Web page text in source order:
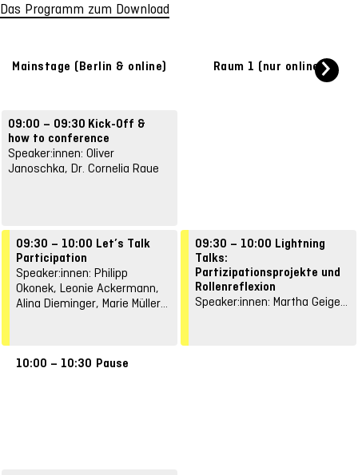
Das Programm zum Download
Mainstage (Berlin & online)
09:00 – 09:30 Kick-Off &
how to conference
Speaker:innen: Oliver
Janoschka, Dr. Cornelia Raue
09:30 – 10:00 Let’s Talk
Participation
Speaker:innen: Philipp
Okonek, Leonie Ackermann,
Alina Dieminger, Marie Müller,
10:00 – 10:30 Pause
Raum 1 (nur online)
09:30 – 10:00 Lightning
Talks:
Partizipationsprojekte und
Rollenreflexion
Speaker:innen: Martha Geiger,